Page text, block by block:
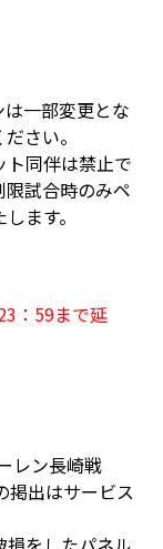
一部変更とな
さい。
同伴は禁止で
試合時のみペ
ます。
：59まで延
レン長崎戦
掲出はサービス